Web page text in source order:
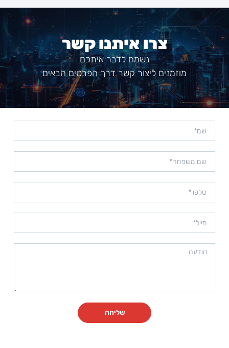
צרו איתנו קשר
נשמח לדבר איתכם
מוזמנים ליצור קשר דרך הפרטים הבאים
שליחה